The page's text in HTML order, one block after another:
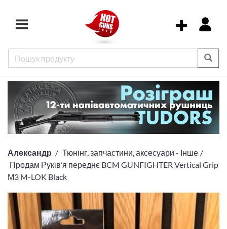
Александр
Тюнінг, запчастини, аксесуари - Інше
Продам Руків’я переднє BCM GUNFIGHTER Vertical Grip
М3 M-LOK Black